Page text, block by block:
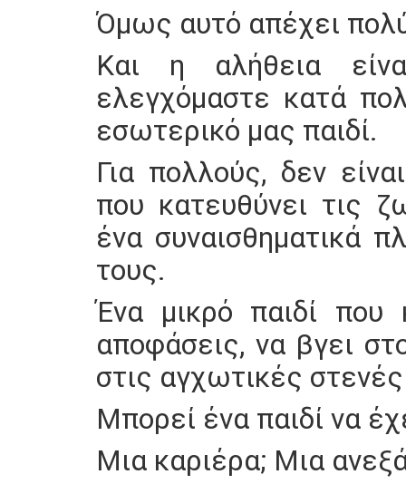
Όμως αυτό απέχει
Και η αλήθεια
ελεγχόμαστε κατά
εσωτερικό μας παιδί.
Για πολλούς, δεν
που κατευθύνει τις
ένα συναισθηματικά
τους.
Ένα μικρό παιδί που
αποφάσεις, να βγει
στις αγχωτικές
Μπορεί ένα παιδί να
Μια καριέρα; Μια